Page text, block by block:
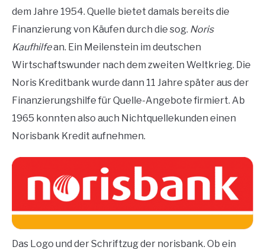
dem Jahre 1954. Quelle bietet damals bereits die
Finanzierung von Käufen durch die sog. Noris
Kaufhilfean. Ein Meilenstein im deutschen
Wirtschaftswunder nach dem zweiten Weltkrieg. Die
Noris Kreditbank wurde dann 11 Jahre später aus der
Finanzierungshilfe für Quelle-Angebote firmiert. Ab
1965 konnten also auch Nichtquellekunden einen
Norisbank Kredit aufnehmen.
Das Logo und der Schriftzug der norisbank. Ob ein